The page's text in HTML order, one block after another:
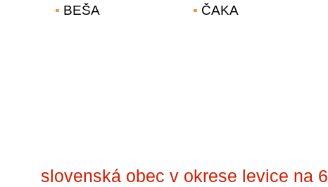
BEŠA
ČAKA
slovenská obec v okrese levice na 6